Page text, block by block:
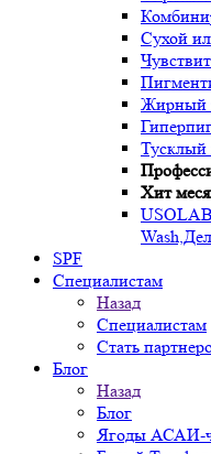
Сухой
Жирный
Тусклый
Хит
SPF
Специалистам
Назад
Специалистам
Стать
Блог
Назад
Блог
Ягоды АСАИ-